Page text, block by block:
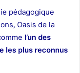
pédagogique
Oasis de la
l’un des
les plus reconnus